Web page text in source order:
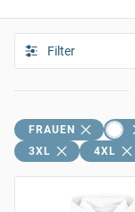
Filter
FRAUEN
3XL
4XL